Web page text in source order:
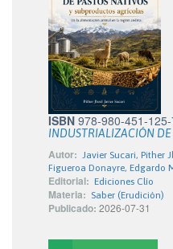
ISBN 978-980-451-
INDUSTRIALIZACIÓN DE
Autor:
Javier Sucari, Pither
Figueroa Donayre, Edgardo
Editorial: Ediciones Clío
Materia: Saber (Erudición)
Publicado: 2026-07-31